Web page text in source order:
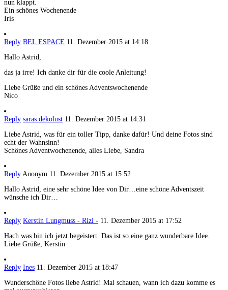
nun klappt.
Ein schönes Wochenende
Iris
Reply BEL ESPACE 11. Dezember 2015 at 14:18
Hallo Astrid,
das ja irre! Ich danke dir für die coole Anleitung!
Liebe Grüße und ein schönes Adventswochenende
Nico
Reply saras dekolust 11. Dezember 2015 at 14:31
Liebe Astrid, was für ein toller Tipp, danke dafür! Und deine Fotos sind
echt der Wahnsinn!
Schönes Adventwochenende, alles Liebe, Sandra
Reply Anonym 11. Dezember 2015 at 15:52
Hallo Astrid, eine sehr schöne Idee von Dir…eine schöne Adventszeit
wünsche ich Dir…
Reply Kerstin Lungmuss - Rizi - 11. Dezember 2015 at 17:52
Hach was bin ich jetzt begeistert. Das ist so eine ganz wunderbare Idee.
Liebe Grüße, Kerstin
Reply Ines 11. Dezember 2015 at 18:47
Wunderschöne Fotos liebe Astrid! Mal schauen, wann ich dazu komme es